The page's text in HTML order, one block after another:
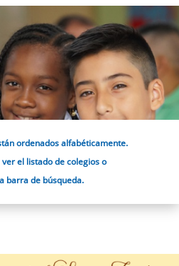
ordenados alfabéticamente.
el listado de colegios o
barra de búsqueda.